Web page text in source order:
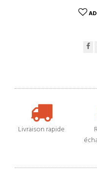
Livraison rapide